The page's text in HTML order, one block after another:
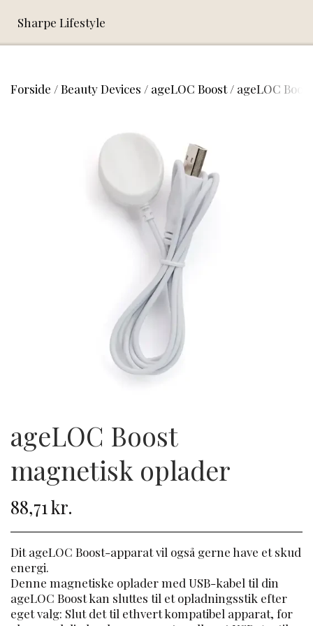
Sharpe Lifestyle
Forside Beauty Devices ageLOC Boost ageLOC
ageLOC Boost
magnetisk oplader
88,71 kr.
Dit ageLOC Boost-apparat vil også gerne have et skud
energi.
Denne magnetiske oplader med USB-kabel til din
ageLOC Boost kan sluttes til et opladningsstik efter
eget valg: Slut det til ethvert kompatibel apparat, for